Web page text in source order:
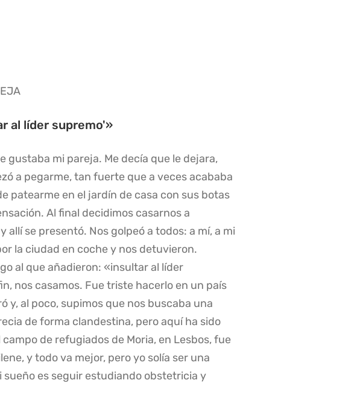
al líder supremo'»
gustaba mi pareja. Me decía que le dejara,
a pegarme, tan fuerte que a veces acababa
patearme en el jardín de casa con sus botas
Al final decidimos casarnos a
se presentó. Nos golpeó a todos: a mí, a mi
la ciudad en coche y nos detuvieron.
al que añadieron: «insultar al líder
nos casamos. Fue triste hacerlo en un país
y, al poco, supimos que nos buscaba una
de forma clandestina, pero aquí ha sido
de refugiados de Moria, en Lesbos, fue
y todo va mejor, pero yo solía ​​ser una
sueño es seguir estudiando obstetricia y